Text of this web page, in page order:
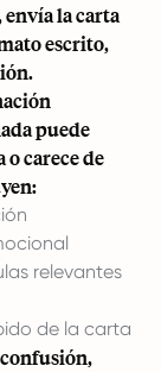
la carta
escrito,
puede
o carece de
relevantes
de la carta